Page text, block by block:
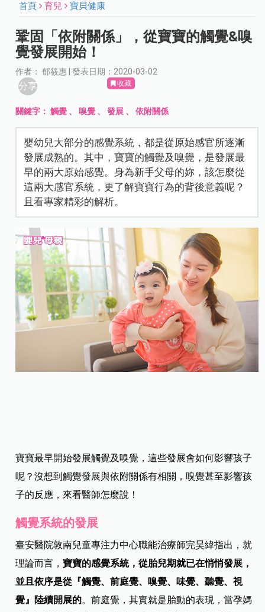
首頁 育兒 寶貝健康
鞏固「依附關係」，從寶寶的觸覺&嗅
覺發展開始！
作者： 郁筱惠 | 發表日期：2020-03-02
分享 收藏
關鍵字：觸覺 、 嗅覺 、發展 、依附關係
嬰幼兒大部分的感覺系統，都是從原始感官所逐漸
發展成熟的。其中，寶寶的觸覺及嗅覺，是發展最
早的兩大原始感覺。身為新手父母的妳，該怎麼從
這兩大感官系統，更了解寶寶行為的背後意義呢？
且看專家精彩的解析。
寶寶最早開始發展觸覺及嗅覺，這些發展會如何影響孩子
呢？沒想到觸覺發展與依附關係有相關，嗅覺甚至影響孩
子的反應，來看醫師怎麼說！
觸覺系統的發展
臺安醫院敦南兒童專注力中心職能治療師完昊緯指出，就
理論而言，寶寶的感覺系統，從胎兒期就已在悄悄發展，
並且依序是從『觸覺、前庭覺、嗅覺、味覺、聽覺、視
覺』陸續開展的。前庭覺，其實就是胎動的表現，當孕媽